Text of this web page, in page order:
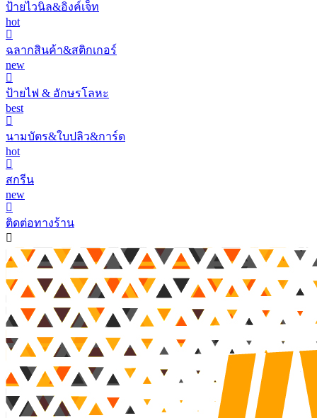
ป้ายไวนิล&อิงค์เจ็ท
hot
ฉลากสินค้า&สติกเกอร์
new
ป้ายไฟ & อักษรโลหะ
best
นามบัตร&ใบปลิว&การ์ด
hot
สกรีน
new
ติดต่อทางร้าน